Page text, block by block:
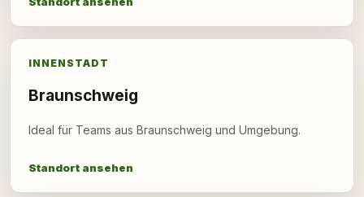
INNENSTADT
Braunschweig
Ideal für Teams aus Braunschweig und Umgebung.
Standort ansehen